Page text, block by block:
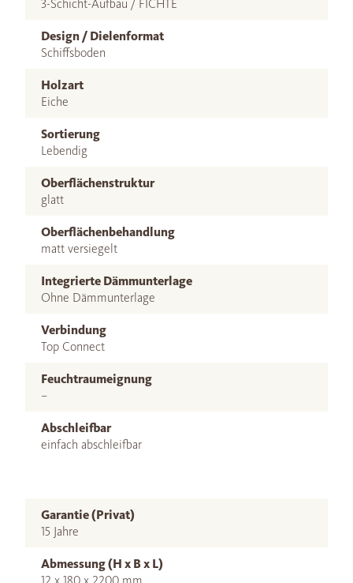
3-Schicht-Aufbau / FICHTE
Design / Dielenformat
Schiffsboden
Holzart
Eiche
Sortierung
Lebendig
Oberflächenstruktur
glatt
Oberflächenbehandlung
matt versiegelt
Integrierte Dämmunterlage
Ohne Dämmunterlage
Verbindung
Top Connect
Feuchtraumeignung
–
Abschleifbar
einfach abschleifbar
Garantie (Privat)
15 Jahre
Abmessung (H x B x L)